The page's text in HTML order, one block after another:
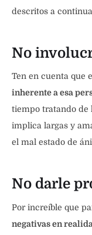
descritos a
No
Ten en cuenta que
inherente a esa
tiempo tratando de
implica largas y
el mal estado de
No darle
Por increíble que
negativas en